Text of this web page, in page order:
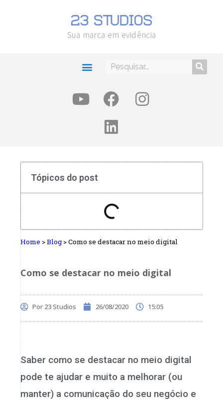
Sua marca em evidência
Tópicos do post
Home >Blog >Como se destacar no meio digital
Como se destacar no meio digital
Por 23 Studios 26/08/2020 15:05
Saber como se destacar no meio digital
pode te ajudar e muito a melhorar (ou
manter) a comunicação do seu negócio e